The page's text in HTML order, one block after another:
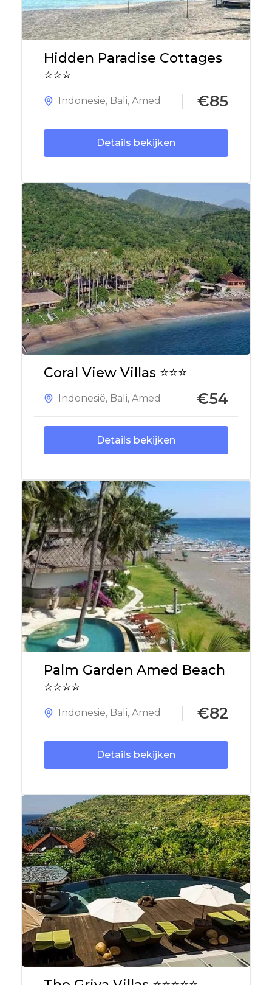
Hidden Paradise Cottages
⭐⭐⭐
Indonesië, Bali, Amed €85
Details bekijken
Coral View Villas ⭐⭐⭐
Indonesië, Bali, Amed €54
Details bekijken
Palm Garden Amed Beach
⭐⭐⭐⭐
Indonesië, Bali, Amed €82
Details bekijken